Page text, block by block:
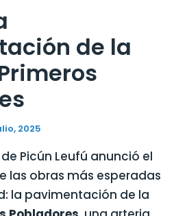
de la
2025
Picún Leufú anunció el
las obras más esperadas
la pavimentación de la